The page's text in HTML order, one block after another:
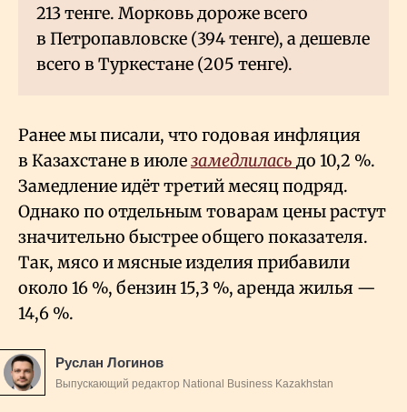
213 тенге. Морковь дороже всего
в Петропавловске (394 тенге), а дешевле
всего в Туркестане (205 тенге).
Ранее мы писали, что годовая инфляция
в Казахстане в июлезамедлилась до 10,2 %.
Замедление идёт третий месяц подряд.
Однако по отдельным товарам цены растут
значительно быстрее общего показателя.
Так, мясо и мясные изделия прибавили
около 16 %, бензин 15,3 %, аренда жилья —
14,6 %.
Руслан Логинов
Выпускающий редактор National Business Kazakhstan